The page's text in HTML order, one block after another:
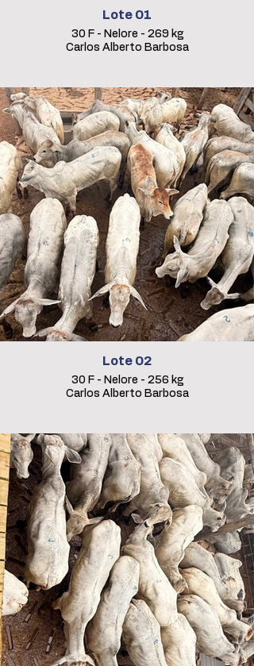
Lote 01
30 F - Nelore - 269 kg
Carlos Alberto Barbosa
Lote 02
30 F - Nelore - 256 kg
Carlos Alberto Barbosa